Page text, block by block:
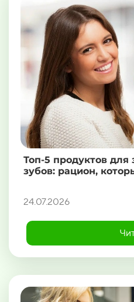
Топ-5 продуктов для
зубов: рацион,
24.07.2026